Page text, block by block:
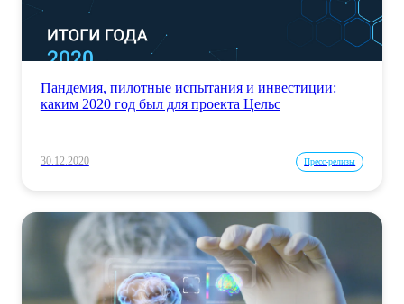
Пандемия, пилотные испытания и инвестиции:
каким 2020 год был для проекта Цельс
30.12.2020 Пресс-релизы